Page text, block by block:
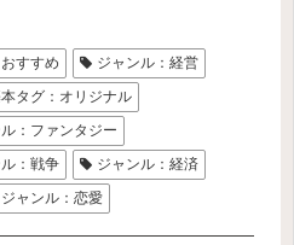
すすめ
ジャンル：経営
タグ：オリジナル
：ファンタジー
：戦争
ジャンル：経済
ジャンル：恋愛